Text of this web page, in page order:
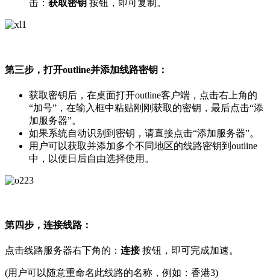
击： 获取密钥 按钮，即可复制。
第三步，打开outline并添加线路密钥：
获取密钥后，在桌面打开outline客户端，点击右上角的
“加号”，在输入框中粘贴刚刚获取的密钥，最后点击“添
加服务器”。
如果系统自动识别到密钥，请直接点击“添加服务器”。
用户可以获取并添加多个不同地区的线路密钥到outline
中，以便日后自由选择使用。
第四步，连接线路：
点击线路服务器右下角的： 连接按钮，即可完成加速。
(用户可以随意重命名此线路的名称，例如：香港3)